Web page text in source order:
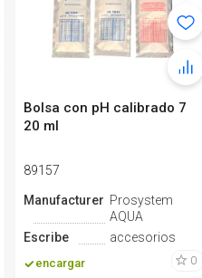
Bolsa con pH calibrado 7
20 ml
89157
ManufactureroProsystem
AQUA
Escribe
accesorios
encargar 0